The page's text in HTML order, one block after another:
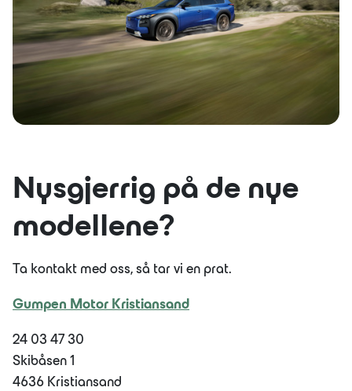
Nysgjerrig på de nye
modellene?
Ta kontakt med oss, så tar vi en prat.
Gumpen Motor Kristiansand
24 03 47 30
Skibåsen 1
4636 Kristiansand